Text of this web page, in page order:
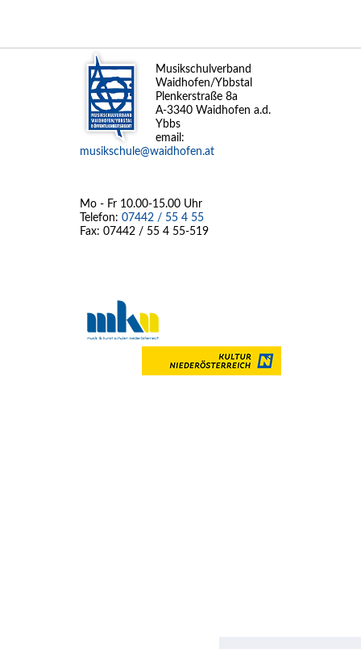
Musikschulverband
Waidhofen/Ybbstal
Plenkerstraße 8a
A-3340 Waidhofen a.d.
Ybbs
email:
musikschule@waidhofen.at
Mo - Fr 10.00-15.00 Uhr
Telefon: 07442 / 55 4 55
Fax: 07442 / 55 4 55-519